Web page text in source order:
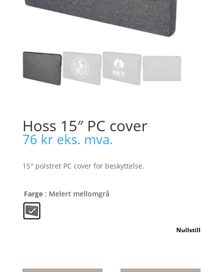
Hoss 15″ PC cover
76 kr eks. mva.
15″ polstret PC cover for beskyttelse.
Farge : Melert mellomgrå
Nullstill